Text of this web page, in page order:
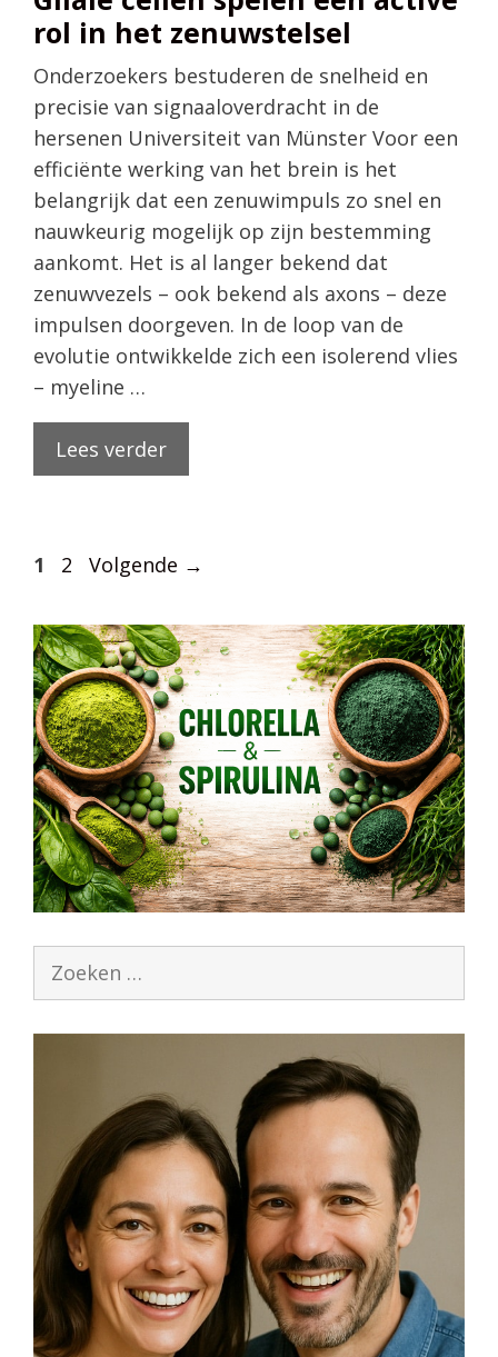
rol in het zenuwstelsel
Onderzoekers bestuderen de snelheid en
precisie van signaaloverdracht in de
hersenen Universiteit van Münster Voor een
efficiënte werking van het brein is het
belangrijk dat een zenuwimpuls zo snel en
nauwkeurig mogelijk op zijn bestemming
aankomt. Het is al langer bekend dat
zenuwvezels – ook bekend als axons – deze
impulsen doorgeven. In de loop van de
evolutie ontwikkelde zich een isolerend vlies
– myeline …
Lees verder
Pagina
1 Pagina
2 Volgende →
Zoek